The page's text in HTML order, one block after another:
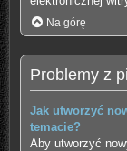
Na górę
Problemy z
Jak utworzyć
temacie?
Aby utworzyć